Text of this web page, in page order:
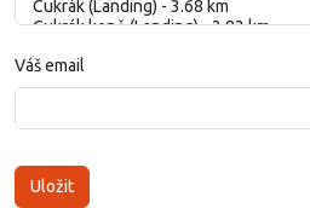
Váš email